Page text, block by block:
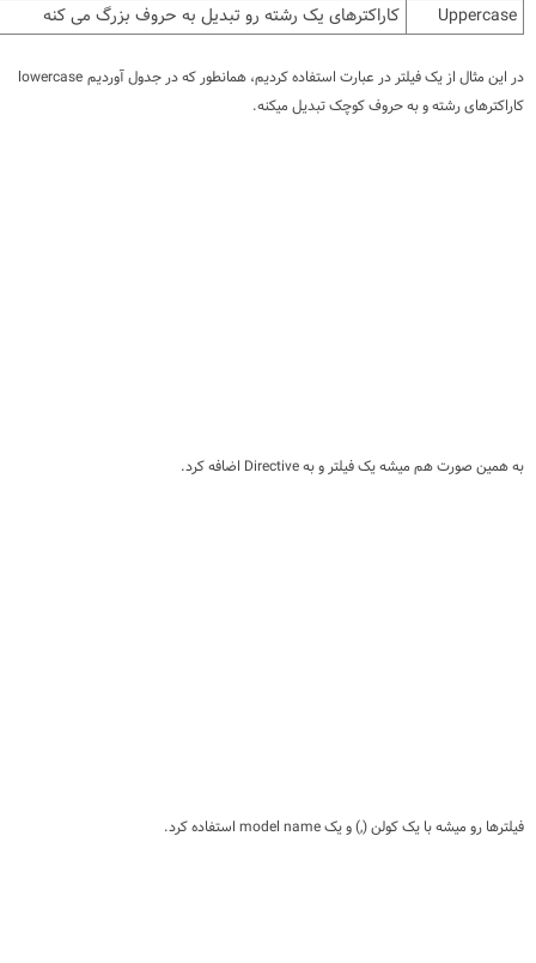
Uppercase
کاراکترهای یک رشته رو تبدیل به حروف بزرگ می کنه
در این مثال از یک فیلتر در عبارت استفاده کردیم، همانطور که در جدول آوردیم lowercase
کاراکترهای رشته و به حروف کوچک تبدیل میکنه.
به همین صورت هم میشه یک فیلتر و به Directive اضافه کرد.
فیلترها رو میشه با یک کولن (,) و یک model name استفاده کرد.